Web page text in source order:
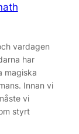
vardagen
har
magiska
Innan vi
vi
styrt